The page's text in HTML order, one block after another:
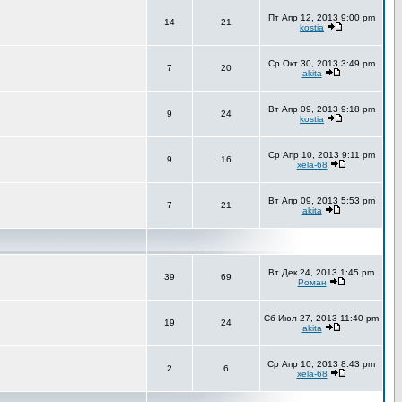
14 21
Пт Апр 12, 2013 9:00 pm
kostia
7 20
Ср Окт 30, 2013 3:49 pm
akita
9 24
Вт Апр 09, 2013 9:18 pm
kostia
9 16
Ср Апр 10, 2013 9:11 pm
xela-68
7 21
Вт Апр 09, 2013 5:53 pm
akita
39 69
Вт Дек 24, 2013 1:45 pm
Роман
19 24
Сб Июл 27, 2013 11:40 pm
akita
2 6
Ср Апр 10, 2013 8:43 pm
xela-68